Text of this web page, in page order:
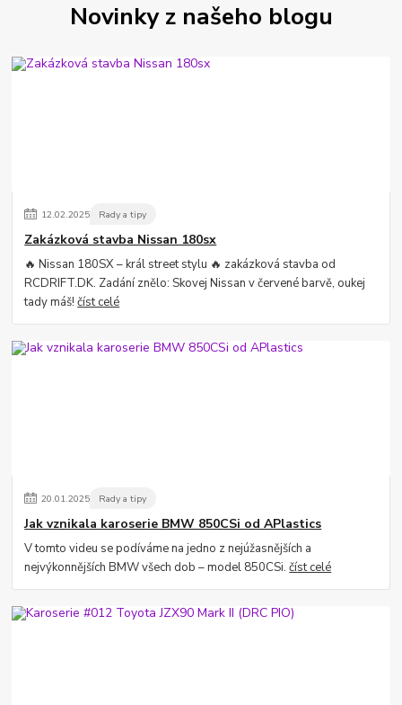
Novinky z našeho blogu
12.02.2025 Rady a tipy
Zakázková stavba Nissan 180sx
🔥 Nissan 180SX – král street stylu 🔥 zakázková stavba od
RCDRIFT.DK. Zadání znělo: Skovej Nissan v červené barvě, oukej
tady máš!číst celé
20.01.2025 Rady a tipy
Jak vznikala karoserie BMW 850CSi od APlastics
V tomto videu se podíváme na jedno z nejúžasnějších a
nejvýkonnějších BMW všech dob – model 850CSi.číst celé